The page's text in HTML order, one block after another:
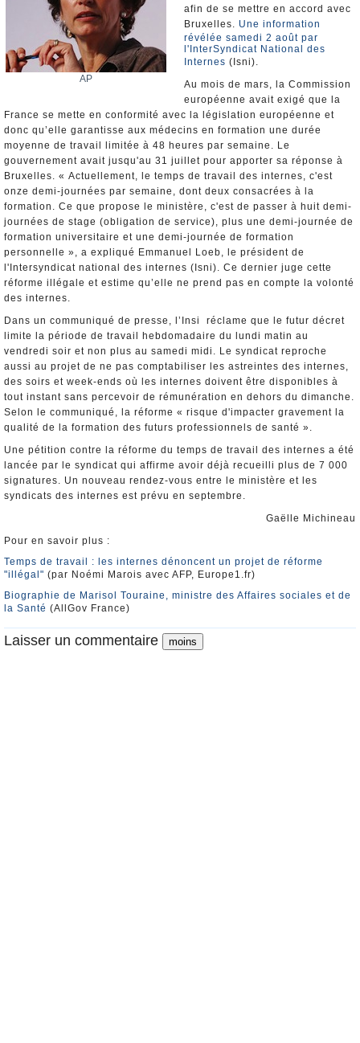
AP
afin de se mettre en accord avec
Bruxelles. Une information
révélée samedi 2 août par
l'InterSyndicat National des
Internes (Isni).
Au mois de mars, la Commission
européenne avait exigé que la
France se mette en conformité avec la législation européenne et
donc qu’elle garantisse aux médecins en formation une durée
moyenne de travail limitée à 48 heures par semaine. Le
gouvernement avait jusqu'au 31 juillet pour apporter sa réponse à
Bruxelles. « Actuellement, le temps de travail des internes, c'est
onze demi-journées par semaine, dont deux consacrées à la
formation. Ce que propose le ministère, c'est de passer à huit demi-
journées de stage (obligation de service), plus une demi-journée de
formation universitaire et une demi-journée de formation
personnelle », a expliqué Emmanuel Loeb, le président de
l'Intersyndicat national des internes (Isni). Ce dernier juge cette
réforme illégale et estime qu’elle ne prend pas en compte la volonté
des internes.
Dans un communiqué de presse, l’Insi réclame que le futur décret
limite la période de travail hebdomadaire du lundi matin au
vendredi soir et non plus au samedi midi. Le syndicat reproche
aussi au projet de ne pas comptabiliser les astreintes des internes,
des soirs et week-ends où les internes doivent être disponibles à
tout instant sans percevoir de rémunération en dehors du dimanche.
Selon le communiqué, la réforme « risque d'impacter gravement la
qualité de la formation des futurs professionnels de santé ».
Une pétition contre la réforme du temps de travail des internes a été
lancée par le syndicat qui affirme avoir déjà recueilli plus de 7 000
signatures. Un nouveau rendez-vous entre le ministère et les
syndicats des internes est prévu en septembre.
Gaëlle Michineau
Pour en savoir plus :
Temps de travail : les internes dénoncent un projet de réforme
"illégal" (par Noémi Marois avec AFP, Europe1.fr)
Biographie de Marisol Touraine, ministre des Affaires sociales et de
la Santé (AllGov France)
Laisser un commentaire